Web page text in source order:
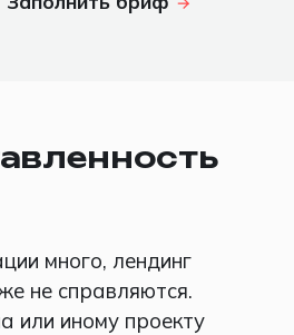
много, лендинг
не справляются.
или иному проекту